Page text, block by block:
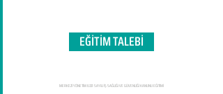
EĞİTİM TALEBİ
MERKEZİ YÖNETİM 6331 SAYILI İŞ SAĞLIĞI VE GÜVENLİĞİ KANUNU EĞİTİMİ